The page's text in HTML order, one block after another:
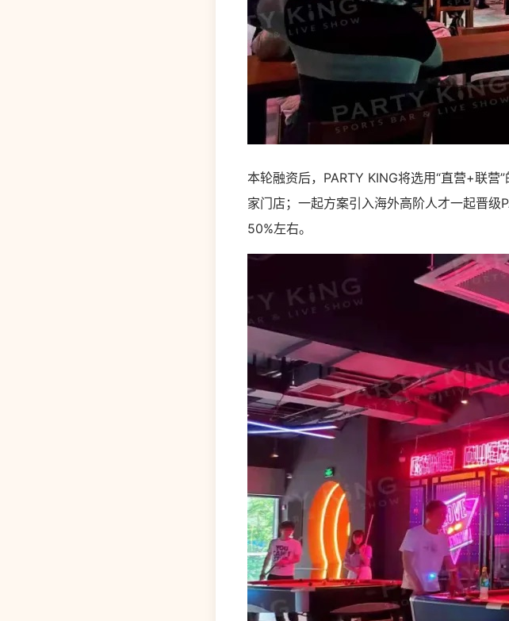
本轮融资后，PARTY KING将选用“直营+联
家门店；一起方案引入海外高阶人才一起晋
50%左右。